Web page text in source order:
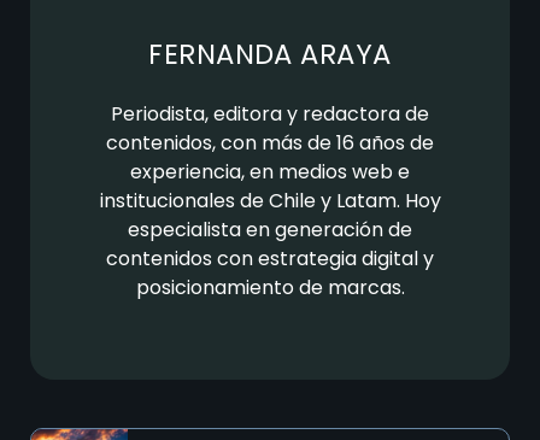
FERNANDA ARAYA
Periodista, editora y redactora de
contenidos, con más de 16 años de
experiencia, en medios web e
institucionales de Chile y Latam. Hoy
especialista en generación de
contenidos con estrategia digital y
posicionamiento de marcas.